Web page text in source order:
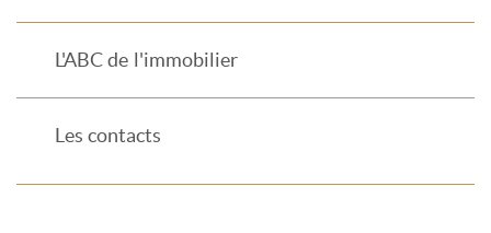
L'ABC de l'immobilier
Les contacts